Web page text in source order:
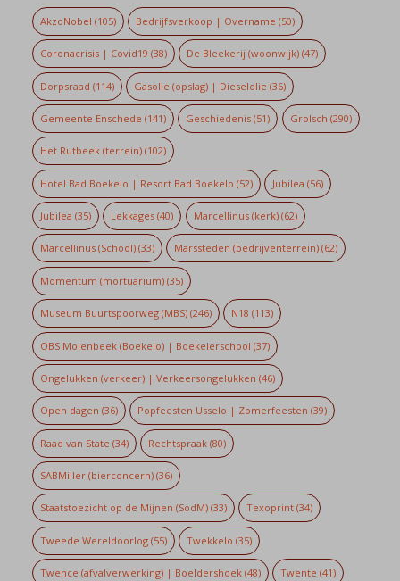
AkzoNobel (105) Bedrijfsverkoop | Overname (50)
Coronacrisis | Covid19 (38) De Bleekerij (woonwijk) (47)
Dorpsraad (114) Gasolie (opslag) | Dieselolie (36)
Gemeente Enschede (141) Geschiedenis (51) Grolsch (290)
Het Rutbeek (terrein)(102)
Hotel Bad Boekelo | Resort Bad Boekelo (52) Jubilea (56)
Jubilea (35) Lekkages (40) Marcellinus (kerk)(62)
Marcellinus (School)(33) Marssteden (bedrijventerrein) (62)
Momentum (mortuarium)(35)
Museum Buurtspoorweg (MBS)(246) N18 (113)
OBS Molenbeek (Boekelo) | Boekelerschool (37)
Ongelukken (verkeer) | Verkeersongelukken (46)
Open dagen (36) Popfeesten Usselo | Zomerfeesten (39)
Raad van State (34) Rechtspraak (80)
SABMiller (bierconcern)(36)
Staatstoezicht op de Mijnen (SodM)(33) Texoprint (34)
Tweede Wereldoorlog(55) Twekkelo (35)
Twence (afvalverwerking) | Boeldershoek(48) Twente (41)